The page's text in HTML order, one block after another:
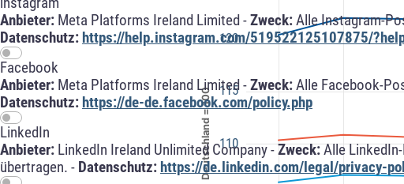
Anbieter: Meta Platforms Ireland Limited -Zweck:Alle Instagram-
Datenschutz: https://help.instagram.com/519522125107875/
Facebook
Anbieter: Meta Platforms Ireland Limited -Zweck:Alle Facebook-
Datenschutz: https://de-de.facebook.com/policy.php
LinkedIn
Anbieter: LinkedIn Ireland Unlimited Company -Zweck:Alle
übertragen. - Datenschutz: https://de.linkedin.com/legal/privacy-
Deutschland = 100 110
115
120